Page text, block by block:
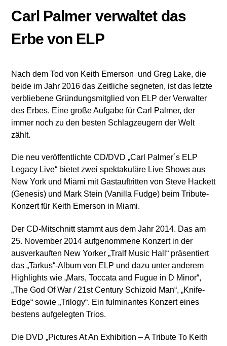
Carl Palmer verwaltet das
Erbe von ELP
Nach dem Tod von Keith Emerson und Greg Lake, die
beide im Jahr 2016 das Zeitliche segneten, ist das letzte
verbliebene Gründungsmitglied von ELP der Verwalter
des Erbes. Eine große Aufgabe für Carl Palmer, der
immer noch zu den besten Schlagzeugern der Welt
zählt.
Die neu veröffentlichte CD/DVD „Carl Palmer´s ELP
Legacy Live“ bietet zwei spektakuläre Live Shows aus
New York und Miami mit Gastauftritten von Steve Hackett
(Genesis) und Mark Stein (Vanilla Fudge) beim Tribute-
Konzert für Keith Emerson in Miami.
Der CD-Mitschnitt stammt aus dem Jahr 2014. Das am
25. November 2014 aufgenommene Konzert in der
ausverkauften New Yorker „Tralf Music Hall“ präsentiert
das „Tarkus“-Album von ELP und dazu unter anderem
Highlights wie „Mars, Toccata and Fugue in D Minor“,
„The God Of War / 21stCentury Schizoid Man“, „Knife-
Edge“ sowie „Trilogy“. Ein fulminantes Konzert eines
bestens aufgelegten Trios.
Die DVD „Pictures At An Exhibition – A Tribute To Keith